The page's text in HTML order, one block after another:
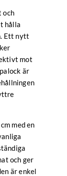
och
hålla
Ett nytt
mot
är
med en
och ger
är enkel